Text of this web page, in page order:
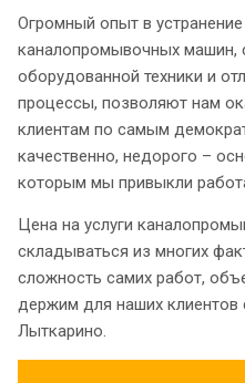
Огромный опыт в
каналопромывочных машин,
оборудованной техники и
процессы, позволяют нам
клиентам по самым
качественно, недорого –
которым мы привыкли
Цена на услуги
складываться из многих
сложность самих работ,
держим для наших
Лыткарино.